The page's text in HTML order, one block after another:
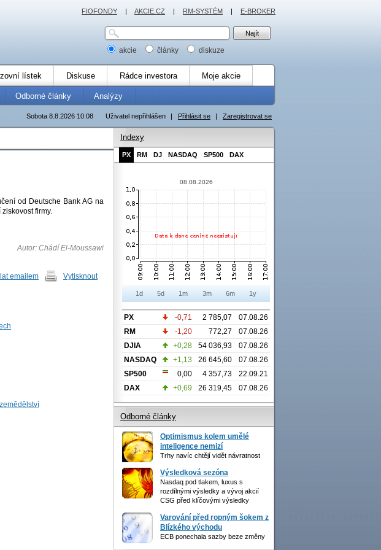
akcie články diskuze
lístek Diskuse Rádce investora Moje akcie
Odborné články Analýzy
Uživatel nepřihlášen | Přihlásit se | Zaregistrovat se
Sobota 8.8.2026 10:08
od Deutsche Bank AG na
firmy.
Autor: Chádí El-Moussawi
emailem Vytisknout
Indexy
PX RM DJ NASDAQ SP500 DAX
08.08.2026
1d 5d 1m 3m 6m 1y
PX -0,71 2 785,07
07.08.26
RM
-1,20 772,27
07.08.26
DJIA
+0,28 54 036,93
07.08.26
NASDAQ
+1,13 26 645,60
07.08.26
SP500
0,00 4 357,73
22.09.21
DAX
+0,69 26 319,45 07.08.26
Odborné články
Optimismus kolem umělé
inteligence nemizí
Trhy navíc chtějí vidět návratnost
Výsledková sezóna
Nasdaq pod tlakem, luxus s
rozdílnými výsledky a vývoj akcií
CSG před klíčovými výsledky
Varování před ropným šokem z
Blízkého východu
ECB ponechala sazby beze změny
FIOFONDY | AKCIE.CZ | RM-SYSTÉM | E-BROKER